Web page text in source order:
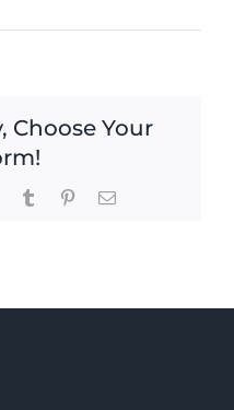
Choose Your
Tumblr PinterestEmail